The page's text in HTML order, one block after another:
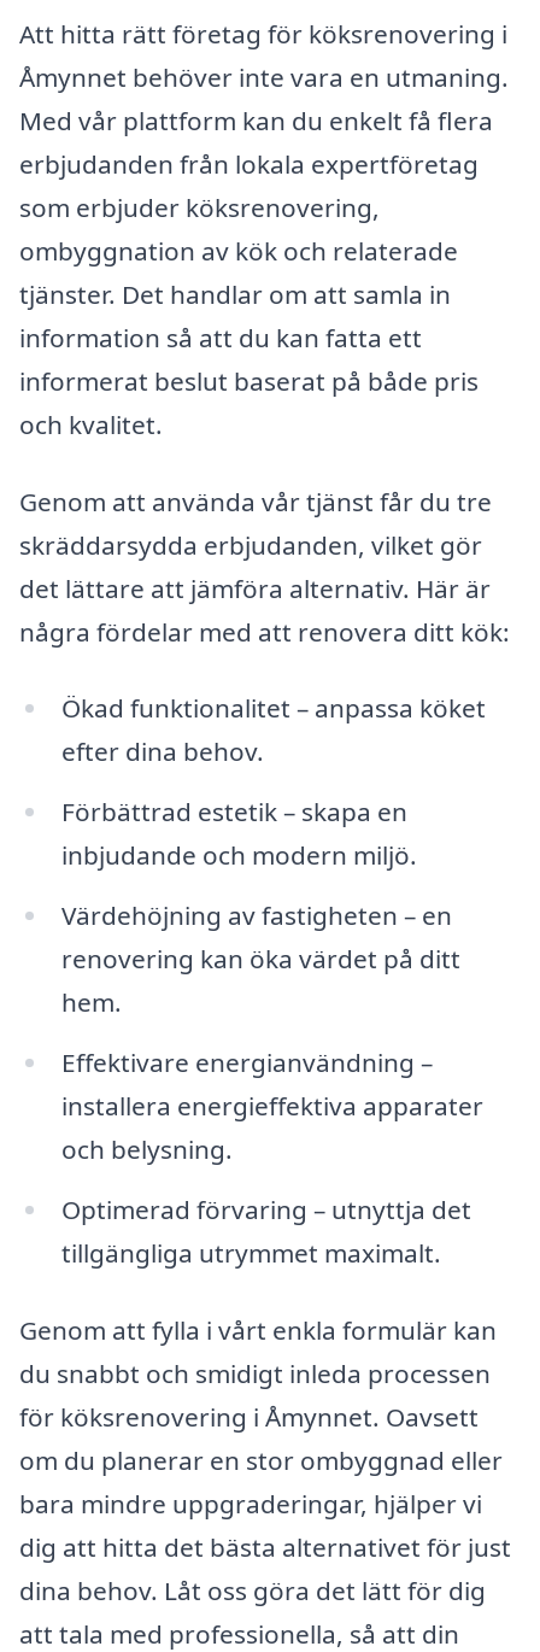
Att hitta rätt företag för köksrenovering i
Åmynnet behöver inte vara en utmaning.
Med vår plattform kan du enkelt få flera
erbjudanden från lokala expertföretag
som erbjuder köksrenovering,
ombyggnation av kök och relaterade
tjänster. Det handlar om att samla in
information så att du kan fatta ett
informerat beslut baserat på både pris
och kvalitet.
Genom att använda vår tjänst får du tre
skräddarsydda erbjudanden, vilket gör
det lättare att jämföra alternativ. Här är
några fördelar med att renovera ditt kök:
Ökad funktionalitet – anpassa köket
efter dina behov.
Förbättrad estetik – skapa en
inbjudande och modern miljö.
Värdehöjning av fastigheten – en
renovering kan öka värdet på ditt
hem.
Effektivare energianvändning –
installera energieffektiva apparater
och belysning.
Optimerad förvaring – utnyttja det
tillgängliga utrymmet maximalt.
Genom att fylla i vårt enkla formulär kan
du snabbt och smidigt inleda processen
för köksrenovering i Åmynnet. Oavsett
om du planerar en stor ombyggnad eller
bara mindre uppgraderingar, hjälper vi
dig att hitta det bästa alternativet för just
dina behov. Låt oss göra det lätt för dig
att tala med professionella, så att din